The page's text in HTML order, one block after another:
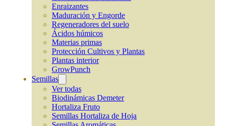
Enraizantes
Maduración y Engorde
Regeneradores del suelo
Ácidos húmicos
Materias primas
Protección Cultivos y Plantas
Plantas interior
GrowPunch
Semillas
Ver todas
Biodinámicas Demeter
Hortaliza Fruto
Semillas Hortaliza de Hoja